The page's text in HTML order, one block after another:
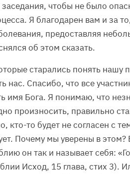
чтобы не было
Я благодарен вам и за
предоставляя
об этом сказать.
старались понять нашу
нас. Спасибо, что все
имя Бога. Я понимаю, что
произносить, правильно
то будет не согласен с
Почему мы уверены в этом?
он так и называет себя:
Исход, 15 глава, стих 3).